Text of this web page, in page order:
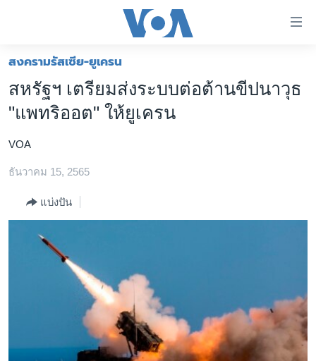
ต่อ
ไป
เนื้อหา
ข้าม
ไป
ข้าม
โลก
เอเชีย
สหรัฐฯ
ไทย
ธุรกิจ
สังคมและสุขภาพ
เรียนรู้ภาษาอังกฤษ
พอดคาสต์
สงครามรัสเซีย-ยูเครน
สหรัฐฯ เตรียมส่งระบบต่อต้านขีปนาวุธ
"แพทริออต" ให้ยูเครน
VOA
ธันวาคม 15, 2565
แบ่งปัน